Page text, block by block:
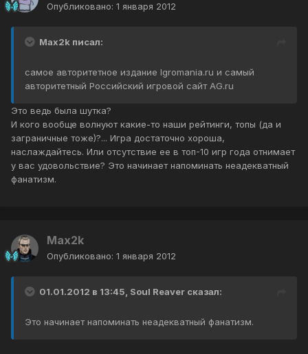
Опубликовано: 1 января 2012
Max2k писал:
самое авторитетное издание Igromania.ru и самый
авторитетный Российский игровой сайт AG.ru
Это ведь была шутка?
И кого вообще волнуют какие-то наши рейтинги, топы (да и
заграничные тоже)?... Игра достаточно хороша,
наслаждайтесь. Или отсутствие ее в топ-10 игр года отнимает
у вас удовольствие? Это начинает напоминать неадекватный
фанатизм.
Max2k
Опубликовано: 1 января 2012
01.01.2012 в 13:45, Soul Reaver сказал:
Это начинает напоминать неадекватный фанатизм.